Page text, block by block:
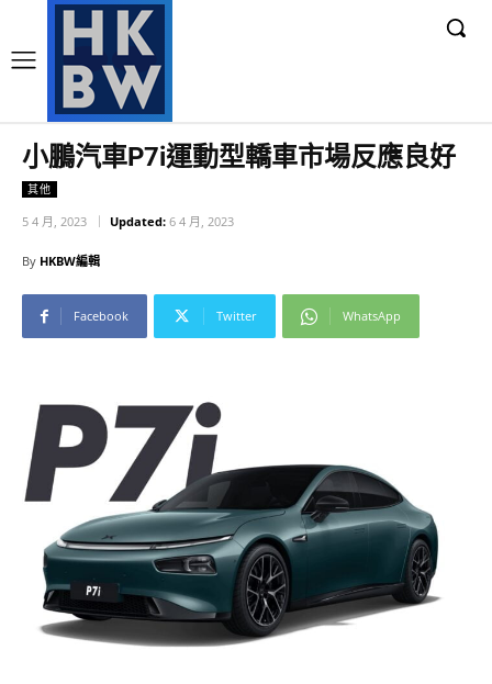
小鵬汽車P7i運動型轎車市場反應良好
其他
5 4 月, 2023 Updated: 6 4 月, 2023
By HKBW編輯
Facebook Twitter WhatsApp